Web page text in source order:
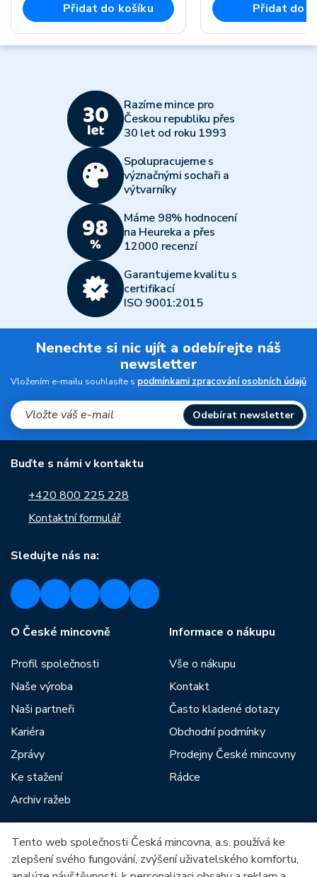
Přidat do košíku Přidat do
Razíme mince pro
Českou republiku přes
30 let od roku 1993
Spolupracujeme s
význačnými sochaři a
výtvarníky
Máme 98% hodnocení
na Heureka a přes
12000 recenzí
Garantujeme kvalitu s
certifikací
ISO 9001:2015
Nenechte si nic ujít a odebírejte náš
newsletter
Vložením e-mailu souhlasíte s podmínkami zpracování osobních údajů
Odebírat newsletter
Buďte s námi v kontaktu
+420 800 225 228
Kontaktní formulář
Sledujte nás na:
O České mincovně
Profil společnosti
Naše výroba
Naši partneři
Kariéra
Zprávy
Ke stažení
Archiv ražeb
Informace o nákupu
Vše o nákupu
Kontakt
Často kladené dotazy
Obchodní podmínky
Prodejny České mincovny
Rádce
Mezi naše partnery patří:
Tento web společnosti Česká mincovna, a.s. používá ke
zlepšení svého fungování, zvýšení uživatelského komfortu,